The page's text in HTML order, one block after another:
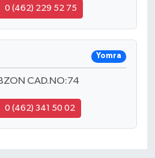
0 (462) 229 52 75
Yomra
CAD.NO:74
0 (462) 341 50 02